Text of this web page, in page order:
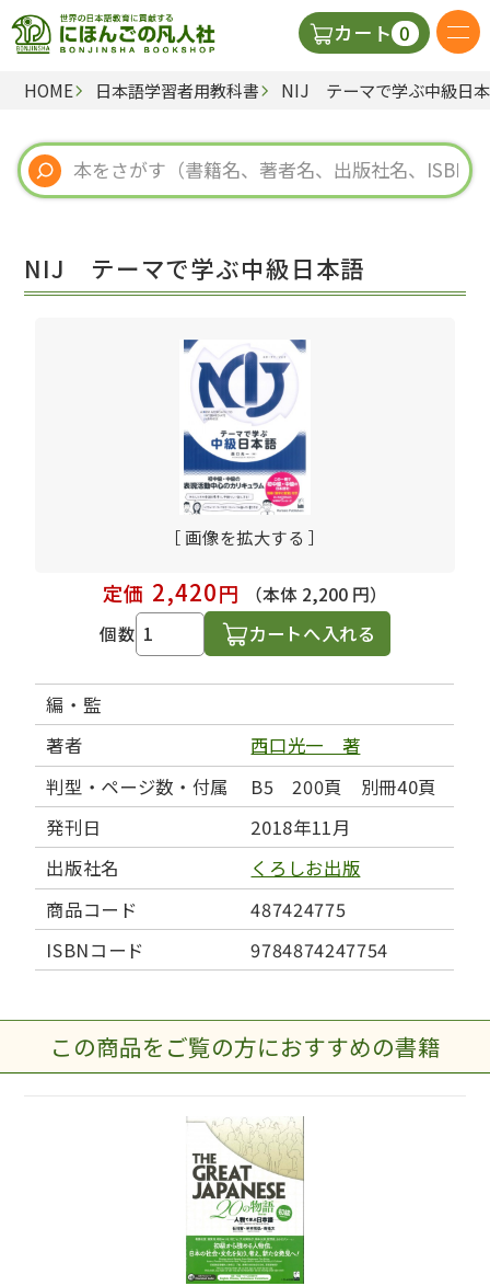
カート 0
日本語の教科書
視聴覚・補助教材
教師用参考書
HOME 日本語学習者用教科書 NIJ テーマで学ぶ中級日
NIJ テーマで学ぶ中級日本語
［ 画像を拡大する ］
定価 2,420円
（本体 2,200 円）
個数
カートへ入れる
編・監
著者
西口光一 著
判型・ページ数・付属
B5 200頁 別冊40頁
発刊日
2018年11月
出版社名
くろしお出版
商品コード
487424775
ISBNコード
9784874247754
この商品をご覧の方におすすめの書籍